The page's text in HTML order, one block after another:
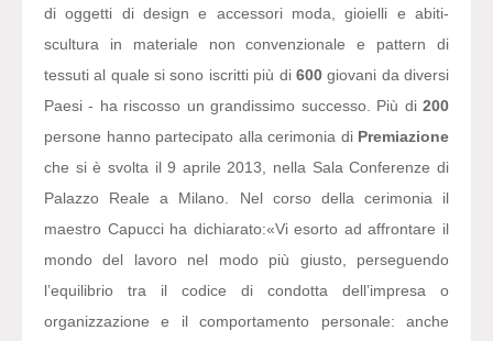
di oggetti di design e accessori moda, gioielli e abiti-
scultura in materiale non convenzionale e pattern di
tessuti al quale si sono iscritti più di 600giovani da diversi
Paesi - ha riscosso un grandissimo successo. Più di 200
persone hanno partecipato alla cerimonia di Premiazione
che si è svolta il 9 aprile 2013, nella Sala Conferenze di
Palazzo Reale a Milano. Nel corso della cerimonia il
maestro Capucci ha dichiarato:«Vi esorto ad affrontare il
mondo del lavoro nel modo più giusto, perseguendo
l’equilibrio tra il codice di condotta dell’impresa o
organizzazione e il comportamento personale: anche